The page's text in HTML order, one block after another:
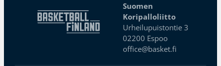
Suomen
Koripalloliitto
Urheilupuistontie 3
02200 Espoo
office@basket.fi